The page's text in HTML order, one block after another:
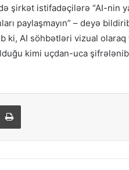
şirkət istifadəçilərə “AI-nin
paylaşmayın” – deyə
ki, AI söhbətləri vizual
kimi uçdan-uca